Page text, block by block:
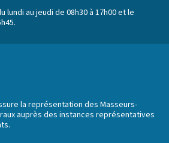
lundi au jeudi de 08h30 à 17h00 et le
la représentation des Masseurs-
auprès des instances représentatives